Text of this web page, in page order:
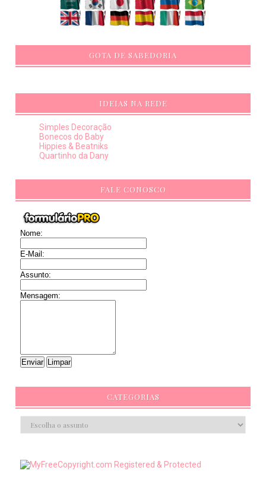
GOTA DE SABEDORIA
IDEIAS NA REDE
Simples Decoração
Bonecos do Baby
Hippies & Beatniks
Quartinho da Dany
FALE CONOSCO
Nome:
E-Mail:
Assunto:
Mensagem:
CATEGORIAS